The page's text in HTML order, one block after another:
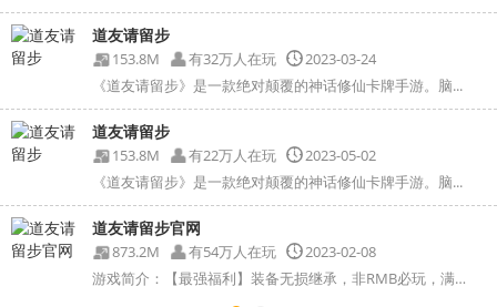
道友请留步
153.8M 有32万人在玩
2023-03-24
《道友请留步》是一款绝对颠覆的神话修仙卡牌手游。脑...
道友请留步
153.8M 有22万人在玩
2023-05-02
《道友请留步》是一款绝对颠覆的神话修仙卡牌手游。脑...
道友请留步官网
873.2M 有54万人在玩
2023-02-08
游戏简介：【最强福利】装备无损继承，非RMB必玩，满足一切...